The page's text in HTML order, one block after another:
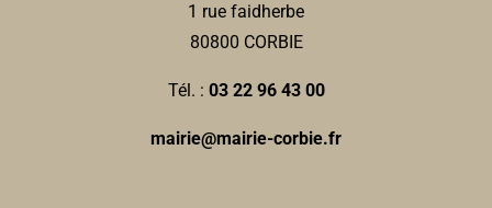
1 rue faidherbe
80800 CORBIE
Tél. : 03 22 96 43 00
mairie@mairie-corbie.fr